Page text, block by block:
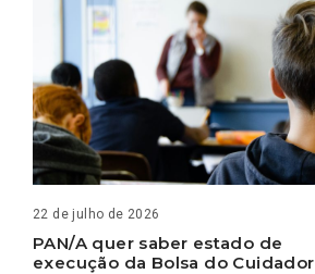
22 de julho de 2026
PAN/A quer saber estado de
execução da Bolsa do Cuidador